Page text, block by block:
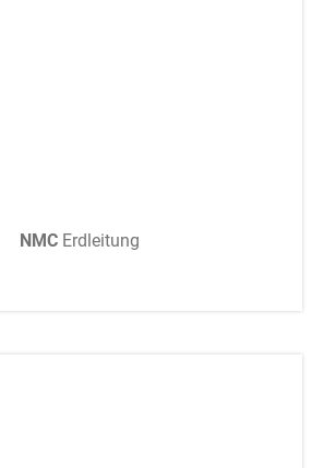
NMC Erdleitung